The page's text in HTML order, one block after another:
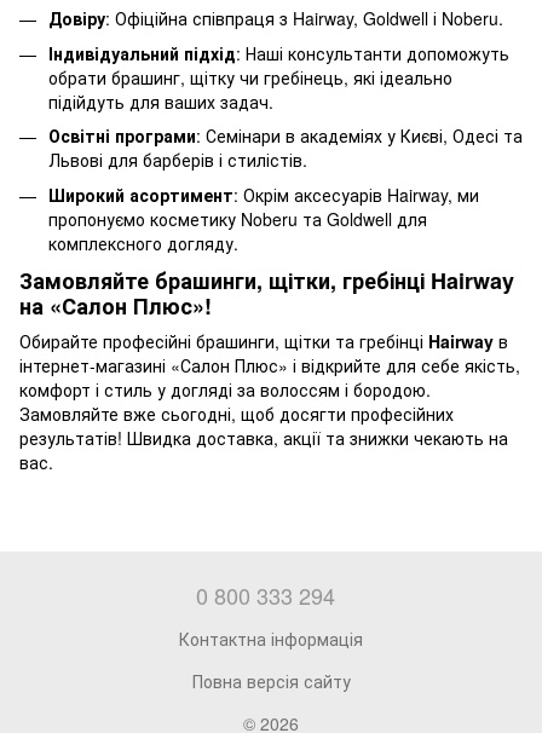
Довіру: Офіційна співпраця з Hairway, Goldwell і Noberu.
Індивідуальний підхід: Наші консультанти допоможуть
обрати брашинг, щітку чи гребінець, які ідеально
підійдуть для ваших задач.
Освітні програми: Семінари в академіях у Києві, Одесі та
Львові для барберів і стилістів.
Широкий асортимент: Окрім аксесуарів Hairway, ми
пропонуємо косметику Noberu та Goldwell для
комплексного догляду.
Замовляйте брашинги, щітки, гребінці Hairway
на «Салон Плюс»!
Обирайте професійні брашинги, щітки та гребінці Hairway в
інтернет-магазині «Салон Плюс» і відкрийте для себе якість,
комфорт і стиль у догляді за волоссям і бородою.
Замовляйте вже сьогодні, щоб досягти професійних
результатів! Швидка доставка, акції та знижки чекають на
вас.
0 800 333 294
Контактна інформація
Повна версія сайту
© 2026